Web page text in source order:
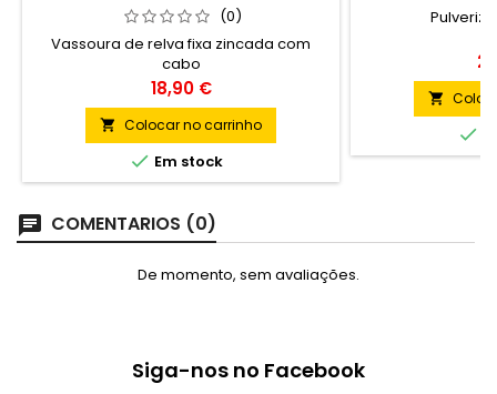
(0)
Vassoura de relva fixa zincada com
cabo
Preço
18,90 €
 Colocar no carrinho
 Em stock


COMENTARIOS (0)
De momento, sem avaliações.
Siga-nos no Facebook